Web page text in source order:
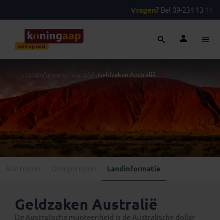
Vragen? Bel 09-234 13 11
> Landinformatie Australië >Geldzaken Australië
Landinformatie
Geldzaken Australië
De Australische munteenheid is de Australische dollar